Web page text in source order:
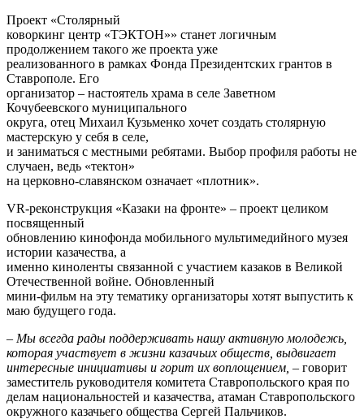
Проект «Столярный
коворкинг центр «ТЭКТОН»» станет логичным
продолжением такого же проекта уже
реализованного в рамках Фонда Президентских грантов в
Ставрополе. Его
организатор – настоятель храма в селе Заветном
Кочубеевского муниципального
округа, отец Михаил Кузьменко хочет создать столярную
мастерскую у себя в селе,
и заниматься с местными ребятами. Выбор профиля работы не
случаен, ведь «тектон»
на церковно-славянском означает «плотник».
VR-реконструкция «Казаки на фронте» – проект целиком
посвященный
обновлению кинофонда мобильного мультимедийного музея
истории казачества, а
именно киноленты связанной с участием казаков в Великой
Отечественной войне. Обновленный
мини-фильм на эту тематику организаторы хотят выпустить к
маю будущего года.
– Мы всегда рады поддерживать нашу активную молодежь,
которая участвует в жизни казачьих обществ, выдвигает
интересные инициативы и горит их воплощением, – говорит
заместитель руководителя комитета Ставропольского края по
делам национальностей и казачества, атаман Ставропольского
окружного казачьего общества Сергей Пальчиков.